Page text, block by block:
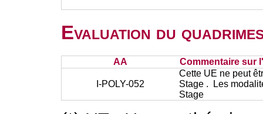
Evaluation du
AA Commentaire sur
I-POLY-052
Cette UE ne peut
Stage . Les
Stage